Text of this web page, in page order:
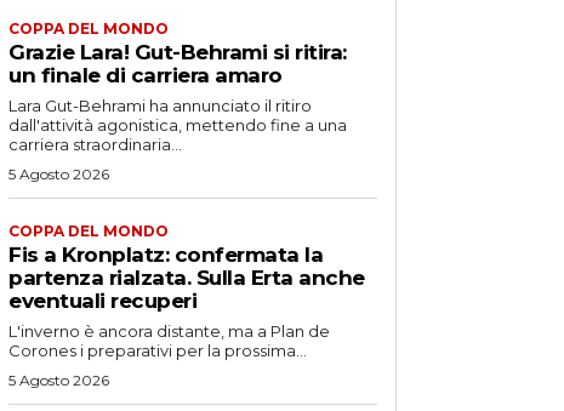
COPPA DEL MONDO
Grazie Lara! Gut-Behrami si ritira:
un finale di carriera amaro
Lara Gut-Behrami ha annunciato il ritiro
dall'attività agonistica, mettendo fine a una
carriera straordinaria...
5 Agosto 2026
COPPA DEL MONDO
Fis a Kronplatz: confermata la
partenza rialzata. Sulla Erta anche
eventuali recuperi
L'inverno è ancora distante, ma a Plan de
Corones i preparativi per la prossima...
5 Agosto 2026